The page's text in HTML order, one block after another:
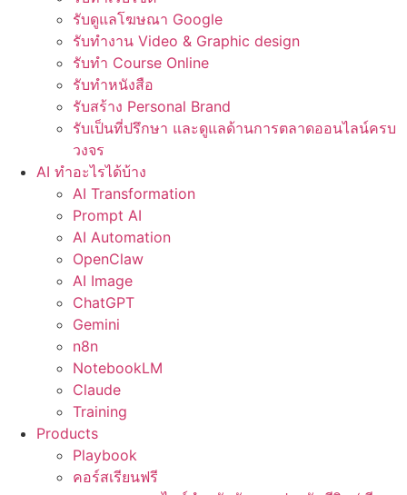
รับดูแลโฆษณา Google
รับทำงาน Video & Graphic design
รับทำ Course Online
รับทำหนังสือ
รับสร้าง Personal Brand
รับเป็นที่ปรึกษา และดูแลด้านการตลาดออนไลน์ครบ
วงจร
AI ทำอะไรได้บ้าง
AI Transformation
Prompt AI
AI Automation
OpenClaw
AI Image
ChatGPT
Gemini
n8n
NotebookLM
Claude
Training
Products
Playbook
คอร์สเรียนฟรี